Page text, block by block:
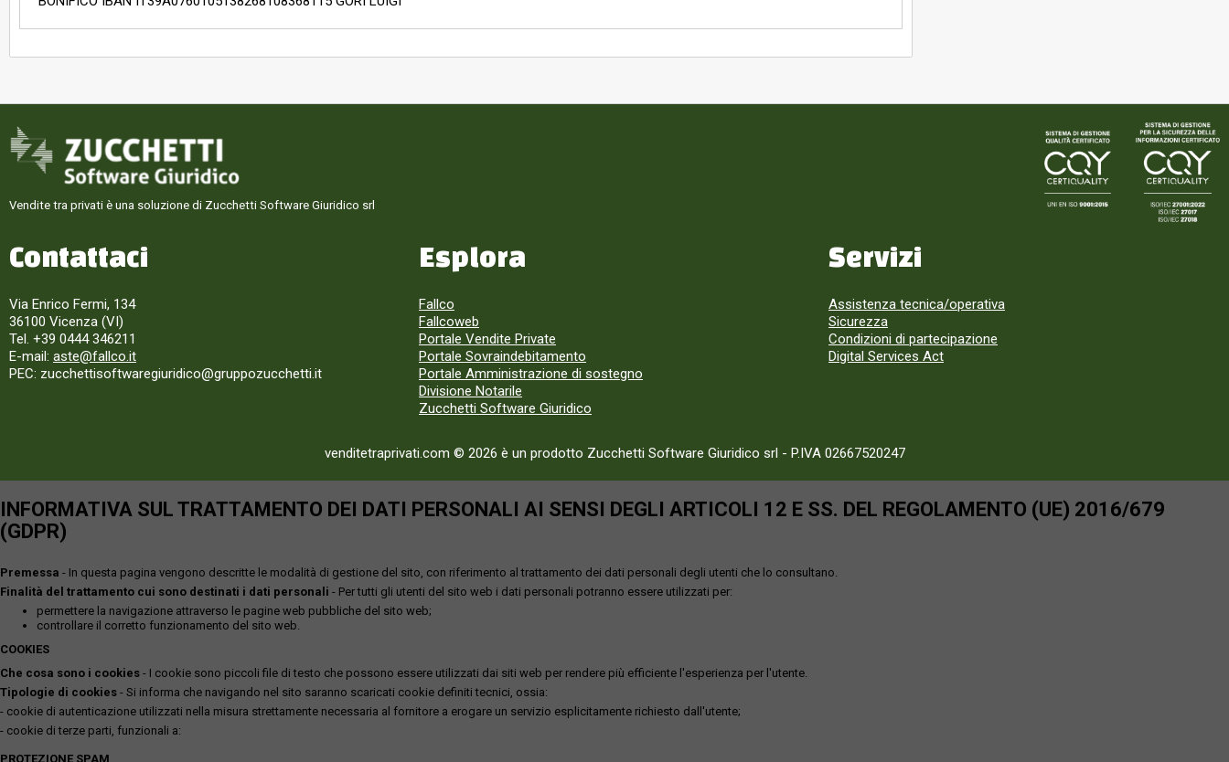
Vendite tra privati è una soluzione di Zucchetti Software Giuridico srl
Contattaci
Via Enrico Fermi, 134
36100 Vicenza (VI)
Tel. +39 0444 346211
E-mail: aste@fallco.it
PEC: zucchettisoftwaregiuridico@gruppozucchetti.it
Esplora
Fallco
Fallcoweb
Portale Vendite Private
Portale Sovraindebitamento
Portale Amministrazione di sostegno
Divisione Notarile
Zucchetti Software Giuridico
Servizi
Assistenza tecnica/operativa
Sicurezza
Condizioni di partecipazione
Digital Services Act
venditetraprivati.com © 2026 è un prodotto Zucchetti Software Giuridico srl - P.IVA 02667520247
INFORMATIVA SUL TRATTAMENTO DEI DATI PERSONALI AI SENSI DEGLI ARTICOLI 12 E SS. DEL REGOLAMENTO (UE) 2016/679
(GDPR)
Premessa - In questa pagina vengono descritte le modalità di gestione del sito, con riferimento al trattamento dei dati personali degli utenti che lo consultano.
Finalità del trattamento cui sono destinati i dati personali - Per tutti gli utenti del sito web i dati personali potranno essere utilizzati per:
permettere la navigazione attraverso le pagine web pubbliche del sito web;
controllare il corretto funzionamento del sito web.
COOKIES
Che cosa sono i cookies - I cookie sono piccoli file di testo che possono essere utilizzati dai siti web per rendere più efficiente l'esperienza per l'utente.
Tipologie di cookies - Si informa che navigando nel sito saranno scaricati cookie definiti tecnici, ossia:
- cookie di autenticazione utilizzati nella misura strettamente necessaria al fornitore a erogare un servizio esplicitamente richiesto dall'utente;
- cookie di terze parti, funzionali a:
PROTEZIONE SPAM